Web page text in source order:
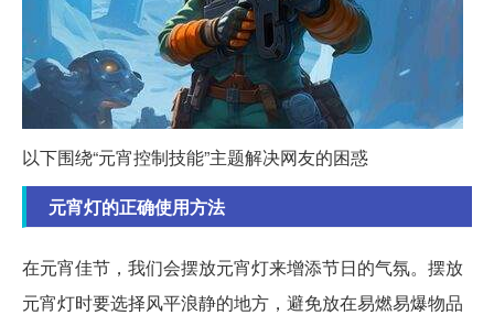
以下围绕“元宵控制技能”主题解决网友的困惑
元宵灯的正确使用方法
在元宵佳节，我们会摆放元宵灯来增添节日的气氛。摆放
元宵灯时要选择风平浪静的地方，避免放在易燃易爆物品